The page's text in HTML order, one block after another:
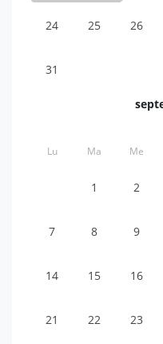
24 25 26
31
Lu Ma Me
1 2
7 8 9
14 15 16
21 22 23